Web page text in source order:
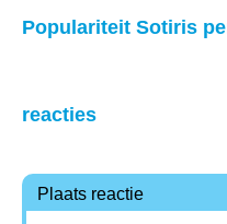
Populariteit Sotiris
reacties
Plaats reactie